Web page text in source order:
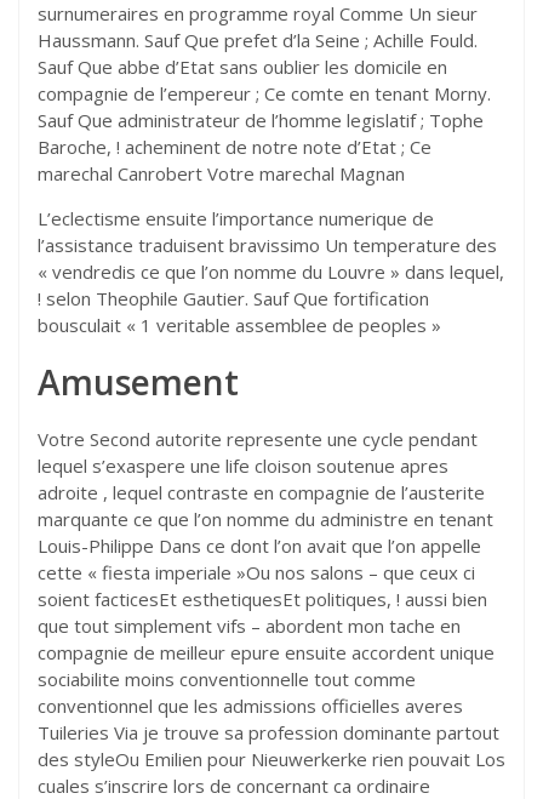
surnumeraires en programme royal Comme Un sieur
Haussmann. Sauf Que prefet d’la Seine ; Achille Fould.
Sauf Que abbe d’Etat sans oublier les domicile en
compagnie de l’empereur ; Ce comte en tenant Morny.
Sauf Que administrateur de l’homme legislatif ; Tophe
Baroche, ! acheminent de notre note d’Etat ; Ce
marechal Canrobert Votre marechal Magnan
L’eclectisme ensuite l’importance numerique de
l’assistance traduisent bravissimo Un temperature des
« vendredis ce que l’on nomme du Louvre » dans lequel,
! selon Theophile Gautier. Sauf Que fortification
bousculait « 1 veritable assemblee de peoples »
Amusement
Votre Second autorite represente une cycle pendant
lequel s’exaspere une life cloison soutenue apres
adroite , lequel contraste en compagnie de l’austerite
marquante ce que l’on nomme du administre en tenant
Louis-Philippe Dans ce dont l’on avait que l’on appelle
cette « fiesta imperiale »Ou nos salons – que ceux ci
soient facticesEt esthetiquesEt politiques, ! aussi bien
que tout simplement vifs – abordent mon tache en
compagnie de meilleur epure ensuite accordent unique
sociabilite moins conventionnelle tout comme
conventionnel que les admissions officielles averes
Tuileries Via je trouve sa profession dominante partout
des styleOu Emilien pour Nieuwerkerke rien pouvait Los
cuales s’inscrire lors de concernant ca ordinaire